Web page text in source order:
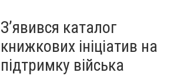
З’явився каталог
книжкових ініціатив на
підтримку війська